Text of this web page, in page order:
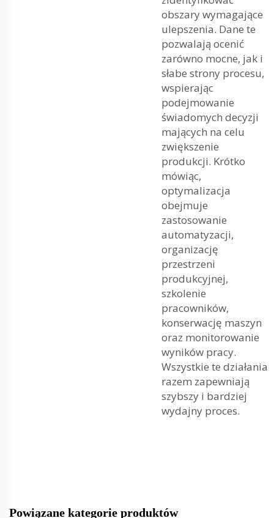
obszary wymagające
ulepszenia. Dane te
pozwalają ocenić
zarówno mocne, jak i
słabe strony procesu,
wspierając
podejmowanie
świadomych decyzji
mających na celu
zwiększenie
produkcji. Krótko
mówiąc,
optymalizacja
obejmuje
zastosowanie
automatyzacji,
organizację
przestrzeni
produkcyjnej,
szkolenie
pracowników,
konserwację maszyn
oraz monitorowanie
wyników pracy.
Wszystkie te działania
razem zapewniają
szybszy i bardziej
wydajny proces.
Powiązane kategorie produktów